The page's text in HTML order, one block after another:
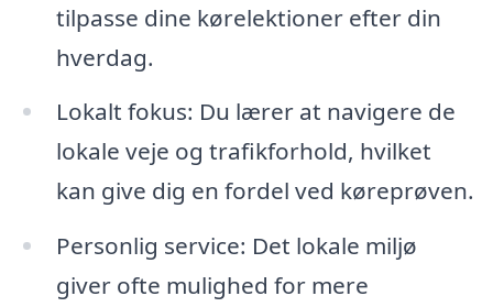
tilpasse dine kørelektioner efter din
hverdag.
Lokalt fokus: Du lærer at navigere de
lokale veje og trafikforhold, hvilket
kan give dig en fordel ved køreprøven.
Personlig service: Det lokale miljø
giver ofte mulighed for mere